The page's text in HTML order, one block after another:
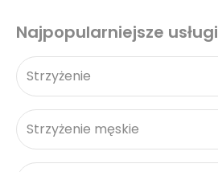
Najpopularniejsze usługi
Strzyżenie
Strzyżenie męskie